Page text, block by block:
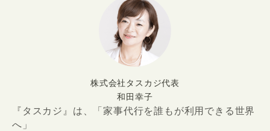
株式会社タスカジ代表
和田幸子
『タスカジ』は、「家事代行を誰もが利用できる世界
へ」